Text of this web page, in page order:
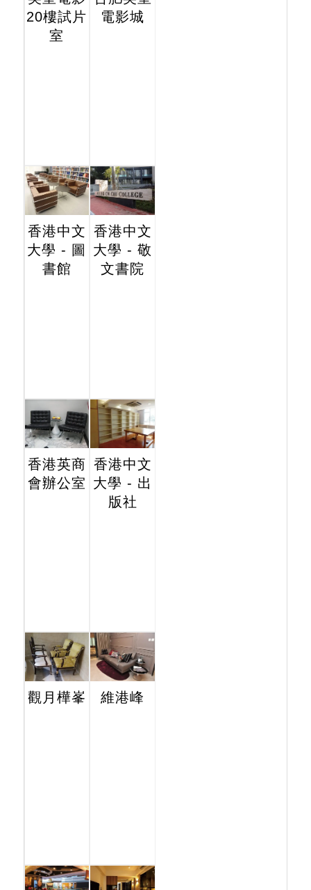
20樓試片
室
電影城
香港中文
大學 - 圖
書館
香港中文
大學 - 敬
文書院
香港英商
會辦公室
香港中文
大學 - 出
版社
觀月樺峯 維港峰